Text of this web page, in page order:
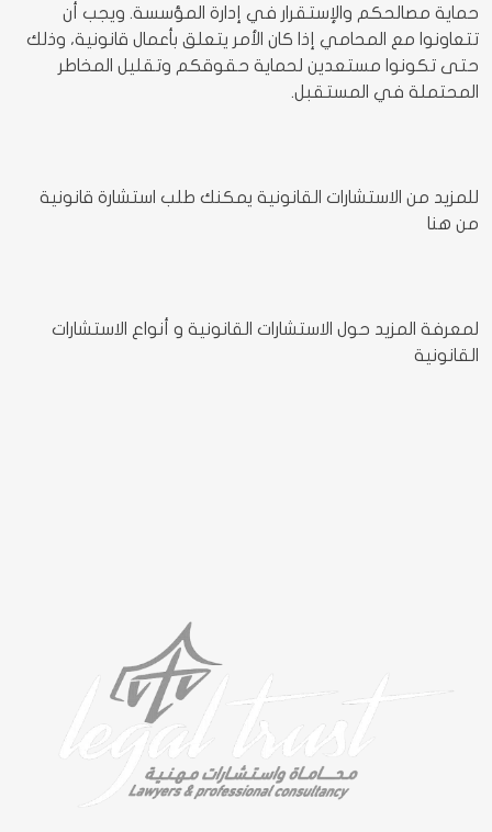
حماية مصالحكم والإستقرار في إدارة المؤسسة. ويجب أن
تتعاونوا مع المحامي إذا كان الأمر يتعلق بأعمال قانونية، وذلك
حتى تكونوا مستعدين لحماية حقوقكم وتقليل المخاطر
المحتملة في المستقبل.
للمزيد من الاستشارات القانونية يمكنك طلب استشارة قانونية
من هنا
لمعرفة المزيد حول الاستشارات القانونية و أنواع الاستشارات
القانونية